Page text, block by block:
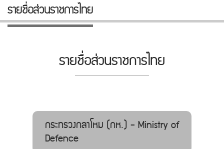
รายชื่อส่วนราชการไทย
รายชื่อส่วนราชการไทย
กระทรวงกลาโหม (กห.) - Ministry of
Defence